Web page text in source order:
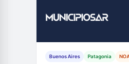
Buenos Aires Patagonia